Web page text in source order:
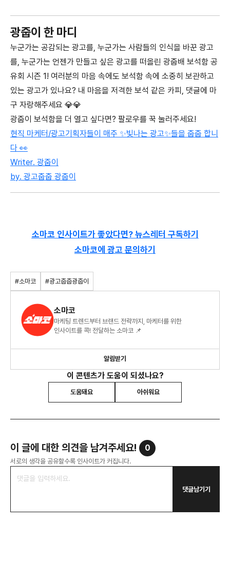
광줍이 한 마디
누군가는 공감되는 광고를, 누군가는 사람들의 인식을 바꾼 광고
를, 누군가는 언젠가 만들고 싶은 광고를 떠올린 광줍배 보석함 공
유회 시즌 1! 여러분의 마음 속에도 보석함 속에 소중히 보관하고
있는 광고가 있나요? 내 마음을 저격한 보석 같은 카피, 댓글에 마
구 자랑해주세요 💎💎
광줍이 보석함을 더 열고 싶다면? 팔로우를 꾹 눌러주세요!
현직 마케터/광고기획자들이 매주 ✨빛나는 광고✨들을 줍줍 합니
다 👀
Writer. 광줍이
by. 광고줍줍 광줍이
소마코 인사이트가 좋았다면? 뉴스레터 구독하기
소마코에 광고 문의하기
#소마코 #광고줍줍광줍이
소마코
마케팅 트렌드부터 브랜드 전략까지, 마케터를 위한
인사이트를 콕! 전달하는 소마코 📌
알림받기
이 콘텐츠가 도움이 되셨나요?
도움돼요 아쉬워요
이 글에 대한 의견을 남겨주세요! 0
서로의 생각을 공유할수록 인사이트가 커집니다.
댓글남기기